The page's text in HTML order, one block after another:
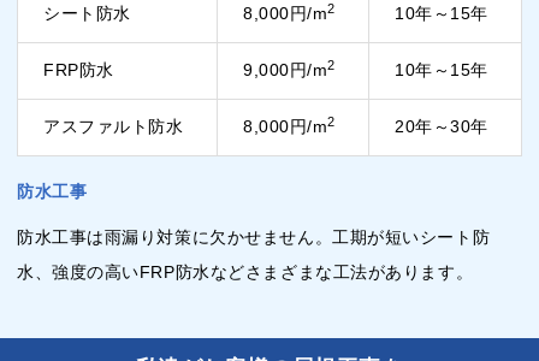
シート防水 8,000円/m2 10年～15年
FRP防水 9,000円/m2 10年～15年
アスファルト防水 8,000円/m2 20年～30年
防水工事
防水工事は雨漏り対策に欠かせません。工期が短いシート防
水、強度の高いFRP防水などさまざまな工法があります。